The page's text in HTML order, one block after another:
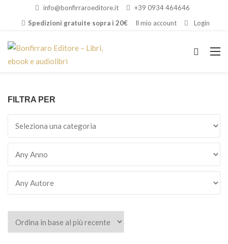
info@bonfirraroeditore.it
+39 0934 464646
Spedizioni gratuite sopra i 20€
Il mio account Login
FILTRA PER